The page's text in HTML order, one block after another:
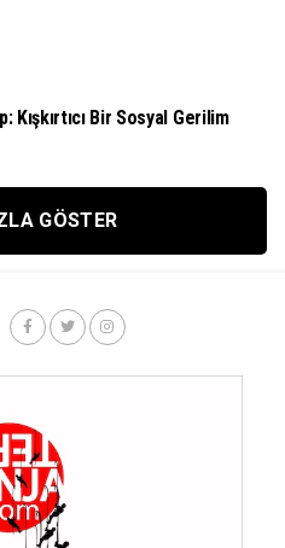
Kışkırtıcı Bir Sosyal Gerilim
GÖSTER